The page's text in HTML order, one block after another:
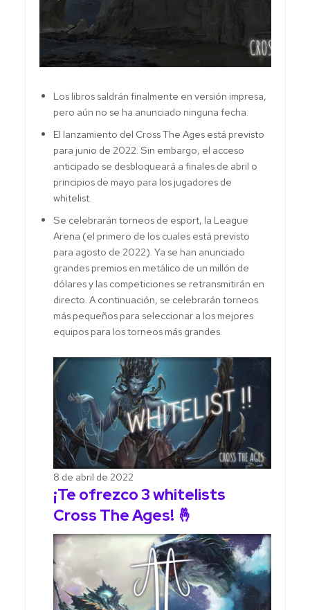
Los libros saldrán finalmente en versión impresa,
pero aún no se ha anunciado ninguna fecha.
El lanzamiento del Cross The Ages está previsto
para junio de 2022. Sin embargo, el acceso
anticipado se desbloqueará a finales de abril o
principios de mayo para los jugadores de
whitelist.
Se celebrarán torneos de esport, la League
Arena (el primero de los cuales está previsto
para agosto de 2022). Ya se han anunciado
grandes premios en metálico de un millón de
dólares y las competiciones se retransmitirán en
directo. A continuación, se celebrarán torneos
más pequeños para seleccionar a los mejores
equipos para los torneos más grandes.
8 de abril de 2022
¡Te ofrezco 3 whitelists
Cross The Ages! 🤞